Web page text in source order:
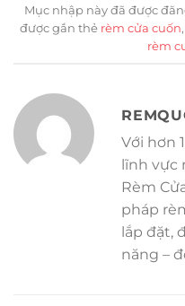
Mục nhập này đã được
được gắn thẻ rèm cửa cuốn,
rèm
Với hơn
lĩnh vực
Rèm
pháp
lắp đặt,
năng –